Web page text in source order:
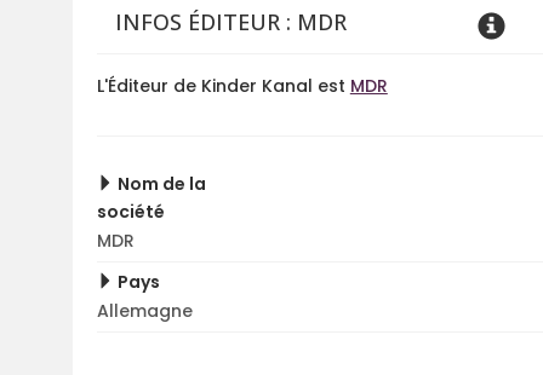
INFOS ÉDITEUR : MDR
L'Éditeur de Kinder Kanal est MDR
Nom de la
société
MDR
Pays
Allemagne